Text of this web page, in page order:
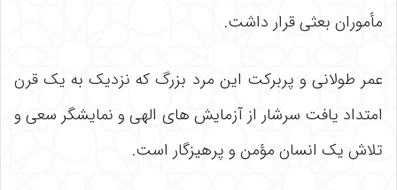
مأموران بعثی قرار داشت.
عمر طولانی و پربرکت این مرد بزرگ که نزدیک به یک قرن
امتداد یافت سرشار از آزمایش های الهی و نمایشگر سعی و
تلاش یک انسان مؤمن و پرهیزگار است.